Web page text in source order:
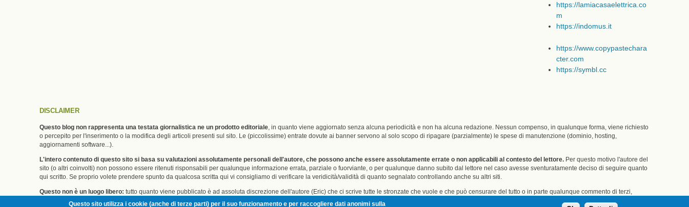
https://lamiacasaelettrica.co
m
https://indomus.it
https://www.copypastechara
cter.com
https://symbl.cc
DISCLAIMER
Questo blog non rappresenta una testata giornalistica ne un prodotto editoriale , in quanto viene aggiornato senza alcuna periodicità e non ha alcuna redazione. Nessun compenso, in qualunque forma, viene richiesto
o percepito per l'inserimento o la modifica degli articoli presenti sul sito. Le (piccolissime) entrate dovute ai banner servono al solo scopo di ripagare (parzialmente) le spese di manutenzione (dominio, hosting,
aggiornamenti software...).
L'intero contenuto di questo sito si basa su valutazioni assolutamente personali dell'autore, che possono anche essere assolutamente errate o non applicabili al contesto del lettore. Per questo motivo l'autore del
sito (o altri coinvolti) non possono essere ritenuti risponsabili per qualunque informazione errata, parziale o fuorviante, o per qualunque danno subito dal lettore nel caso avesse sventuratamente deciso di seguire quanto
qui scritto. Se proprio volete prendere spunto da qualcosa scritta qui vi consigliamo di verificare la veridicità/validità di quanto segnalato controllando anche su altri siti.
Questo non è un luogo libero: tutto quanto viene pubblicato è ad assoluta discrezione dell'autore (Eric) che ci scrive tutte le stronzate che vuole e che può censurare del tutto o in parte qualunque commento di terzi,
senza dover rendere conto di questo a nessuno. Se non vi va bene e/o volete scassare la minchia andate pure da un'altra parte, tanto qua non riceverete attenzione.
Questo sito utilizza i cookie (anche di terze parti) per il suo funzionamento e per raccogliere dati anonimi sulla